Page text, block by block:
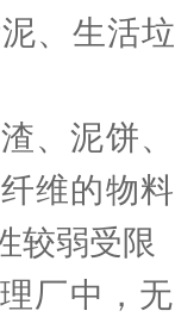
、生活
、泥饼
维的物
较弱受限
厂中，